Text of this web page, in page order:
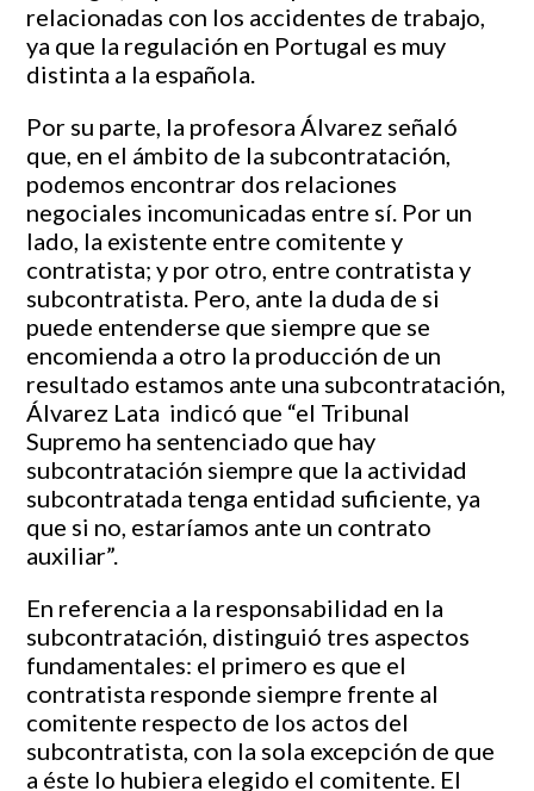
relacionadas con los accidentes de trabajo,
ya que la regulación en Portugal es muy
distinta a la española.
Por su parte, la profesora Álvarez señaló
que, en el ámbito de la subcontratación,
podemos encontrar dos relaciones
negociales incomunicadas entre sí. Por un
lado, la existente entre comitente y
contratista; y por otro, entre contratista y
subcontratista. Pero, ante la duda de si
puede entenderse que siempre que se
encomienda a otro la producción de un
resultado estamos ante una subcontratación,
Álvarez Lata indicó que “el Tribunal
Supremo ha sentenciado que hay
subcontratación siempre que la actividad
subcontratada tenga entidad suficiente, ya
que si no, estaríamos ante un contrato
auxiliar”.
En referencia a la responsabilidad en la
subcontratación, distinguió tres aspectos
fundamentales: el primero es que el
contratista responde siempre frente al
comitente respecto de los actos del
subcontratista, con la sola excepción de que
a éste lo hubiera elegido el comitente. El